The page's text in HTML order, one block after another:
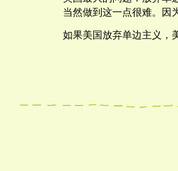
当然做到这一点很难。因
如果美国放弃单边主义，